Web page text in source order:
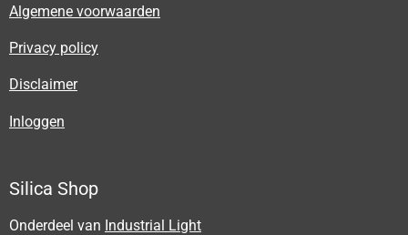
Algemene voorwaarden
Privacy policy
Disclaimer
Inloggen
Silica Shop
Onderdeel van Industrial Light